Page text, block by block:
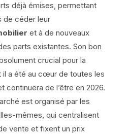
déjà émises, permettant
de céder leur
et à de nouveaux
parts existantes. Son bon
crucial pour la
il a été au cœur de toutes les
continuera de l’être en 2026.
est organisé par les
mêmes, qui centralisent
vente et fixent un prix